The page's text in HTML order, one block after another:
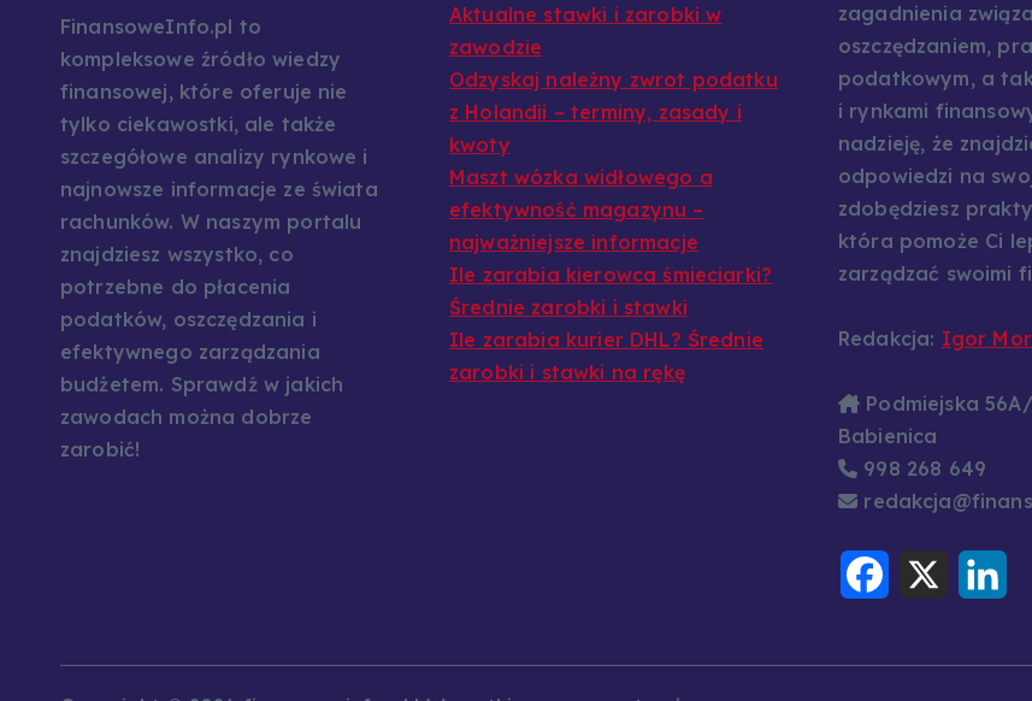
FinansoweInfo.pl to
kompleksowe źródło wiedzy
finansowej, które oferuje nie
tylko ciekawostki, ale także
szczegółowe analizy rynkowe i
najnowsze informacje ze świata
rachunków. W naszym portalu
znajdziesz wszystko, co
potrzebne do płacenia
podatków, oszczędzania i
efektywnego zarządzania
budżetem. Sprawdź w jakich
zawodach można dobrze
zarobić!
Aktualne stawki i zarobki w
zawodzie
Odzyskaj należny zwrot podatku
z Holandii – terminy, zasady i
kwoty
Maszt wózka widłowego a
efektywność magazynu –
najważniejsze informacje
Ile zarabia kierowca śmieciarki?
Średnie zarobki i stawki
Ile zarabia kurier DHL? Średnie
zarobki i stawki na rękę
zagadnienia
oszczędzaniem,
podatkowym, a
i rynkami
nadzieję, że
odpowiedzi na
zdobędziesz
która pomoże Ci
zarządzać swoimi
Redakcja: Igor
Podmiejska
Babienica
998 268 649
F
c
X